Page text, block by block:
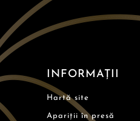
INFORMAȚII
Hartă site
Apariții în presă